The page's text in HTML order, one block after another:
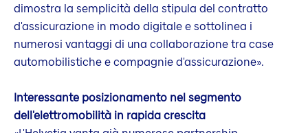
dimostra la semplicità della stipula del contratto
d'assicurazione in modo digitale e sottolinea i
numerosi vantaggi di una collaborazione tra case
automobilistiche e compagnie d'assicurazione».
Interessante posizionamento nel segmento
dell'elettromobilità in rapida crescita